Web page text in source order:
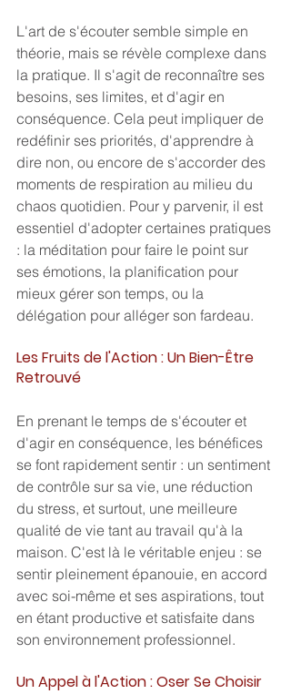
L'art de s'écouter semble simple en
théorie, mais se révèle complexe dans
la pratique. Il s'agit de reconnaître ses
besoins, ses limites, et d'agir en
conséquence. Cela peut impliquer de
redéfinir ses priorités, d'apprendre à
dire non, ou encore de s'accorder des
moments de respiration au milieu du
chaos quotidien. Pour y parvenir, il est
essentiel d'adopter certaines pratiques
: la méditation pour faire le point sur
ses émotions, la planification pour
mieux gérer son temps, ou la
délégation pour alléger son fardeau.
Les Fruits de l'Action : Un Bien-Être
Retrouvé
En prenant le temps de s'écouter et
d'agir en conséquence, les bénéfices
se font rapidement sentir : un sentiment
de contrôle sur sa vie, une réduction
du stress, et surtout, une meilleure
qualité de vie tant au travail qu'à la
maison. C'est là le véritable enjeu : se
sentir pleinement épanouie, en accord
avec soi-même et ses aspirations, tout
en étant productive et satisfaite dans
son environnement professionnel.
Un Appel à l'Action : Oser Se Choisir